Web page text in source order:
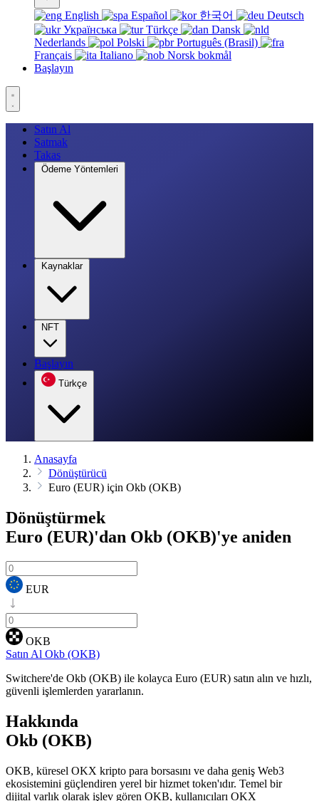
English Español 한국어
Deutsch
Українська
Türkçe
Dansk
Nederlands
Polski
Português (Brasil)
Français
Italiano
Norsk bokmål
Başlayın
Satın Al
Satmak
Takas
Ödeme Yöntemleri
Kaynaklar
NFT
Başlayın
Türkçe
Anasayfa
Dönüştürücü
Euro (EUR) için Okb (OKB)
Dönüştürmek
Euro (EUR)'dan Okb (OKB)'ye aniden
EUR
OKB
Satın Al Okb (OKB)
Switchere'de Okb (OKB) ile kolayca Euro (EUR) satın alın ve hızlı,
güvenli işlemlerden yararlanın.
Hakkında
Okb (OKB)
OKB, küresel OKX kripto para borsasını ve daha geniş Web3
ekosistemini güçlendiren yerel bir hizmet token'ıdır. Temel bir
dijital varlık olarak işlev gören OKB, kullanıcıları OKX